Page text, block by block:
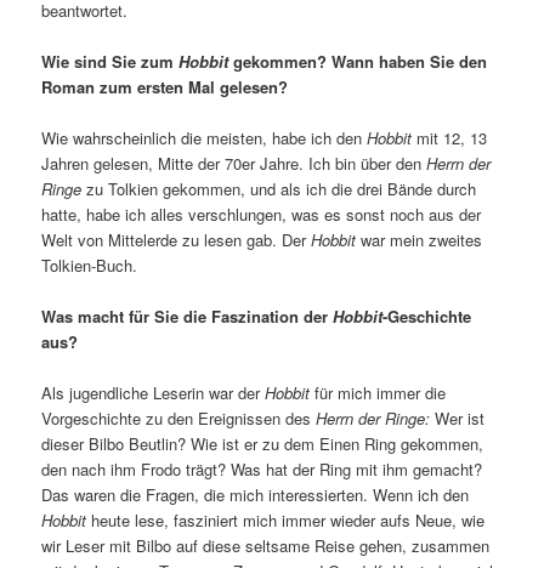
beantwortet.
Wie sind Sie zumHobbitgekommen? Wann haben Sie den
Roman zum ersten Mal gelesen?
Wie wahrscheinlich die meisten, habe ich denHobbit mit 12, 13
Jahren gelesen, Mitte der 70er Jahre. Ich bin über denHerrn der
Ringe zu Tolkien gekommen, und als ich die drei Bände durch
hatte, habe ich alles verschlungen, was es sonst noch aus der
Welt von Mittelerde zu lesen gab. DerHobbit war mein zweites
Tolkien-Buch.
Was macht für Sie die Faszination derHobbit-Geschichte
aus?
Als jugendliche Leserin war derHobbit für mich immer die
Vorgeschichte zu den Ereignissen desHerrn der Ringe: Wer ist
dieser Bilbo Beutlin? Wie ist er zu dem Einen Ring gekommen,
den nach ihm Frodo trägt? Was hat der Ring mit ihm gemacht?
Das waren die Fragen, die mich interessierten. Wenn ich den
Hobbit heute lese, fasziniert mich immer wieder aufs Neue, wie
wir Leser mit Bilbo auf diese seltsame Reise gehen, zusammen